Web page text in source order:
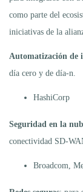
como parte del
iniciativas de la
Automatización de
día cero y de día-n.
HashiCorp
Seguridad en la
conectividad SD-
Broadcom,